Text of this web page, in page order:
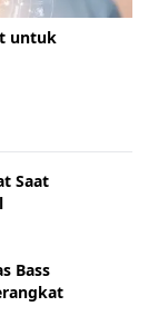
untuk
Saat
Bass